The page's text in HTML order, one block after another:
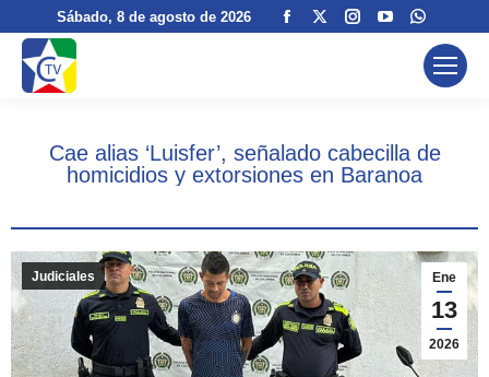
Sábado, 8 de agosto de 2026
Facebook
windowwindow
Instagram
window
YouTube
opens
window
page
opens
window
Cae alias ‘Luisfer’, señalado cabecilla de
homicidios y extorsiones en Baranoa
Ene
13
2026
Judiciales